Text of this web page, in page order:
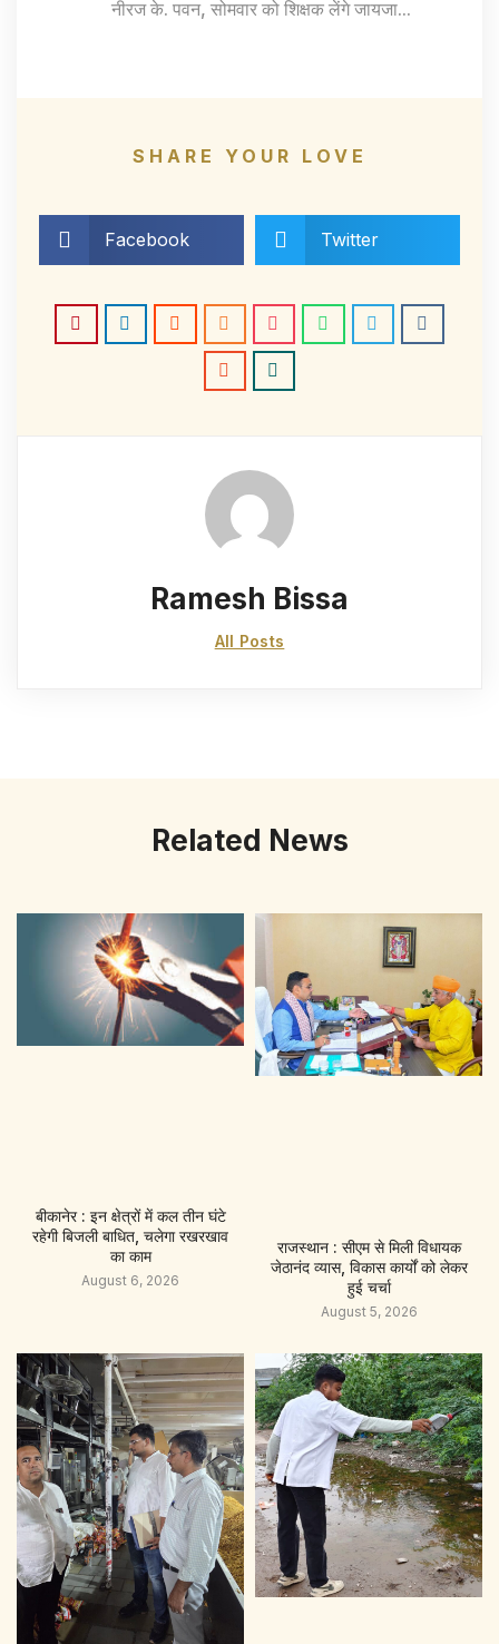
नीरज के. पवन, सोमवार को शिक्षक लेंगे जायजा...
SHARE YOUR LOVE
Facebook Twitter
Ramesh Bissa
All Posts
Related News
बीकानेर : इन क्षेत्रों में कल तीन घंटे
रहेगी बिजली बाधित, चलेगा रखरखाव
का काम
August 6, 2026
राजस्थान : सीएम से मिली विधायक
जेठानंद व्यास, विकास कार्यों को लेकर
हुई चर्चा
August 5, 2026